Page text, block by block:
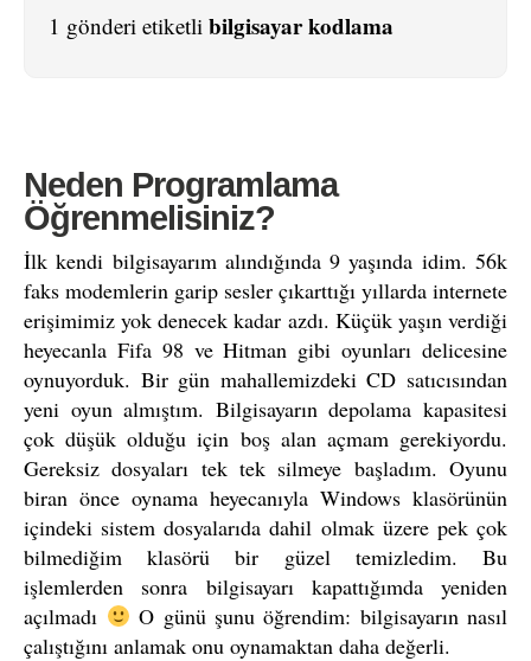
1 gönderi etiketli bilgisayar kodlama
Neden Programlama
Öğrenmelisiniz?
İlk kendi bilgisayarım alındığında 9 yaşında idim. 56k
faks modemlerin garip sesler çıkarttığı yıllarda internete
erişimimiz yok denecek kadar azdı. Küçük yaşın verdiği
heyecanla Fifa 98 ve Hitman gibi oyunları delicesine
oynuyorduk. Bir gün mahallemizdeki CD satıcısından
yeni oyun almıştım. Bilgisayarın depolama kapasitesi
çok düşük olduğu için boş alan açmam gerekiyordu.
Gereksiz dosyaları tek tek silmeye başladım. Oyunu
biran önce oynama heyecanıyla Windows klasörünün
içindeki sistem dosyalarıda dahil olmak üzere pek çok
bilmediğim klasörü bir güzel temizledim. Bu
işlemlerden sonra bilgisayarı kapattığımda yeniden
açılmadı
O günü şunu öğrendim: bilgisayarın nasıl
çalıştığını anlamak onu oynamaktan daha değerli.